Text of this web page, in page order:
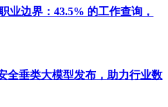
业边界：43.5% 的工作查询，
全垂类大模型发布，助力行业数